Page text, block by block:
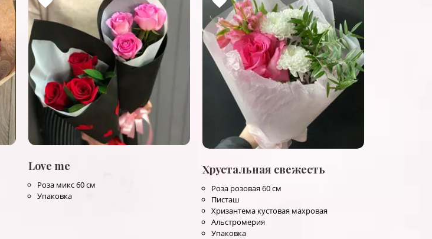
Love me
Роза микс 60 см
Упаковка
Хрустальная свежесть
Роза розовая 60 см
Писташ
Хризантема кустовая махровая
Альстромерия
Упаковка